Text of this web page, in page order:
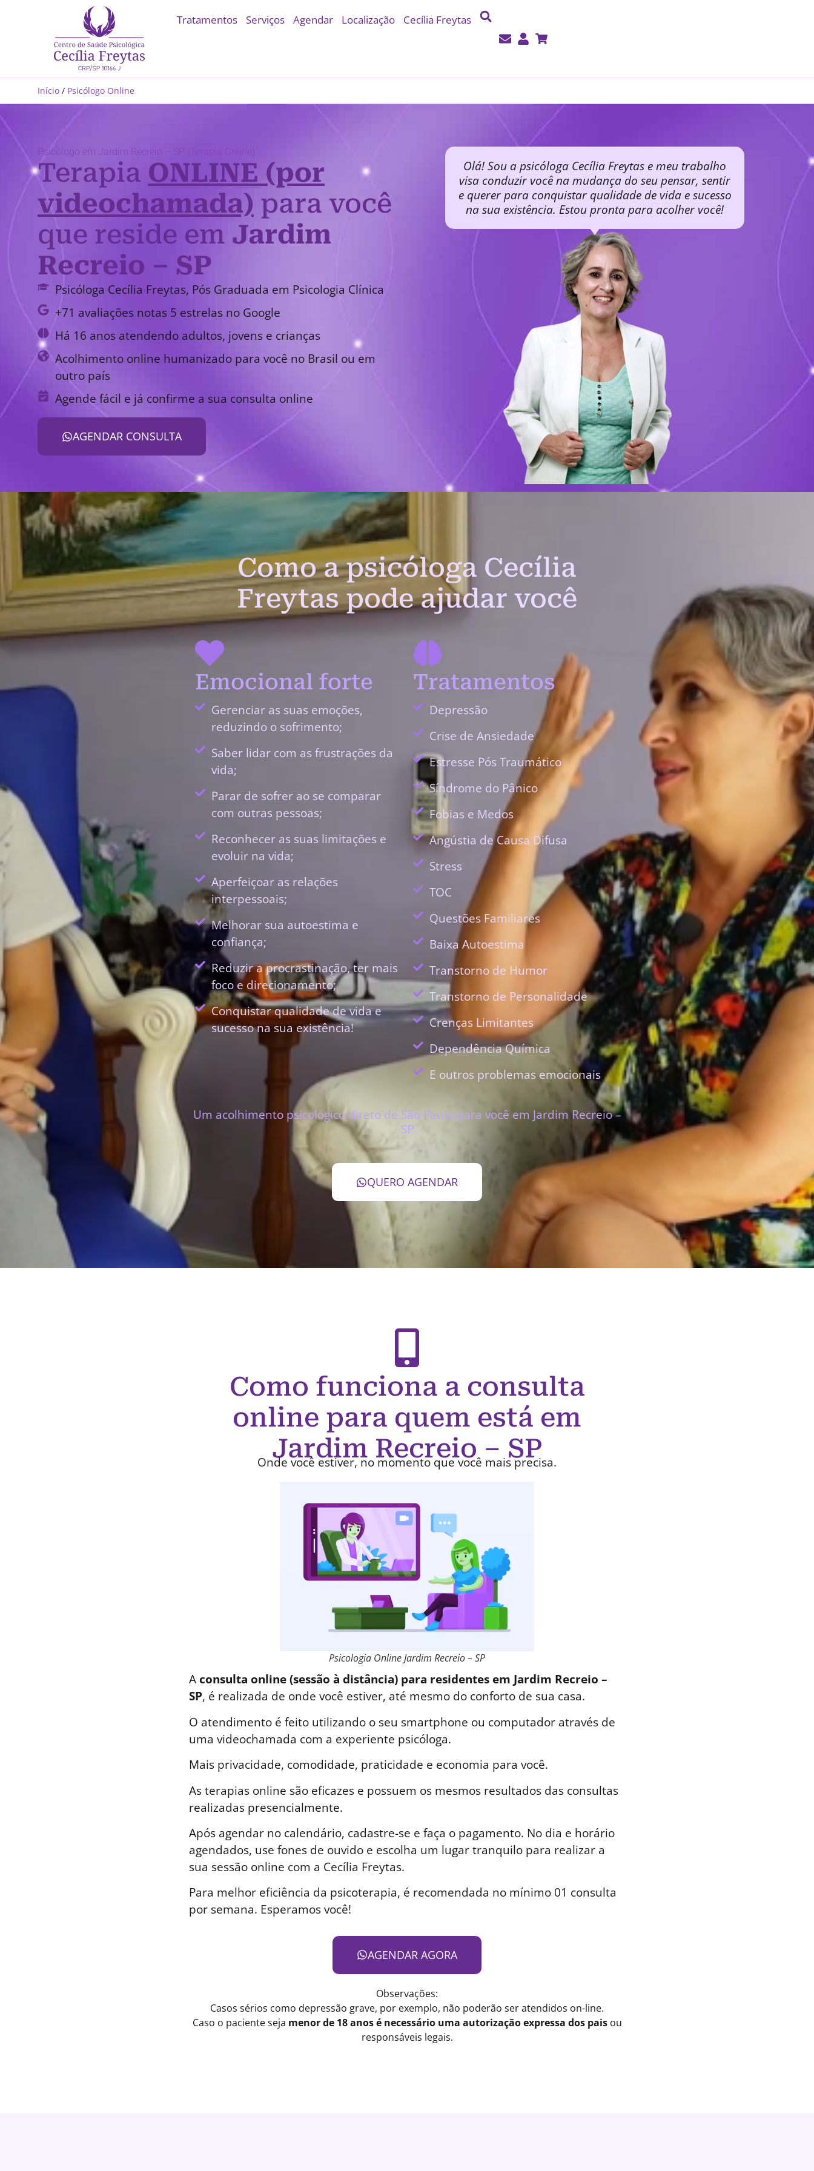
Tratamentos Serviços Agendar Localização Cecília Freytas
Início / Psicólogo Online
Psicólogo em Jardim Recreio – SP (Terapia Online)
Terapia ONLINE (por
videochamada) para você
que reside em Jardim
Recreio – SP
Psicóloga Cecília Freytas, Pós Graduada em Psicologia Clínica
+71 avaliações notas 5 estrelas no Google
Há 16 anos atendendo adultos, jovens e crianças
Acolhimento online humanizado para você no Brasil ou em
outro país
Agende fácil e já confirme a sua consulta online
AGENDAR CONSULTA
Olá! Sou a psicóloga Cecília Freytas e meu trabalho
visa conduzir você na mudança do seu pensar, sentir
e querer para conquistar qualidade de vida e sucesso
na sua existência. Estou pronta para acolher você!
Como a psicóloga Cecília
Freytas pode ajudar você
Emocional forte
Gerenciar as suas emoções,
reduzindo o sofrimento;
Saber lidar com as frustrações da
vida;
Parar de sofrer ao se comparar
com outras pessoas;
Reconhecer as suas limitações e
evoluir na vida;
Aperfeiçoar as relações
interpessoais;
Melhorar sua autoestima e
confiança;
Reduzir a procrastinação, ter mais
foco e direcionamento;
Conquistar qualidade de vida e
sucesso na sua existência!
Tratamentos
Depressão
Crise de Ansiedade
Estresse Pós Traumático
Síndrome do Pânico
Fobias e Medos
Angústia de Causa Difusa
Stress
TOC
Questões Familiares
Baixa Autoestima
Transtorno de Humor
Transtorno de Personalidade
Crenças Limitantes
Dependência Química
E outros problemas emocionais
Um acolhimento psicológico direto de São Paulo para você em Jardim Recreio –
SP
QUERO AGENDAR
Como funciona a consulta
online para quem está em
Jardim Recreio – SP
Onde você estiver, no momento que você mais precisa.
Psicologia Online Jardim Recreio – SP
Aconsulta online (sessão à distância) para residentes em Jardim Recreio –
SP, é realizada de onde você estiver, até mesmo do conforto de sua casa.
O atendimento é feito utilizando o seu smartphone ou computador através de
uma videochamada com a experiente psicóloga.
Mais privacidade, comodidade, praticidade e economia para você.
As terapias online são eficazes e possuem os mesmos resultados das consultas
realizadas presencialmente.
Após agendar no calendário, cadastre-se e faça o pagamento. No dia e horário
agendados, use fones de ouvido e escolha um lugar tranquilo para realizar a
sua sessão online com a Cecília Freytas.
Para melhor eficiência da psicoterapia, é recomendada no mínimo 01 consulta
por semana. Esperamos você!
AGENDAR AGORA
Observações:
Casos sérios como depressão grave, por exemplo, não poderão ser atendidos on-line.
Caso o paciente seja menor de 18 anos é necessário uma autorização expressa dos paisou
responsáveis legais.